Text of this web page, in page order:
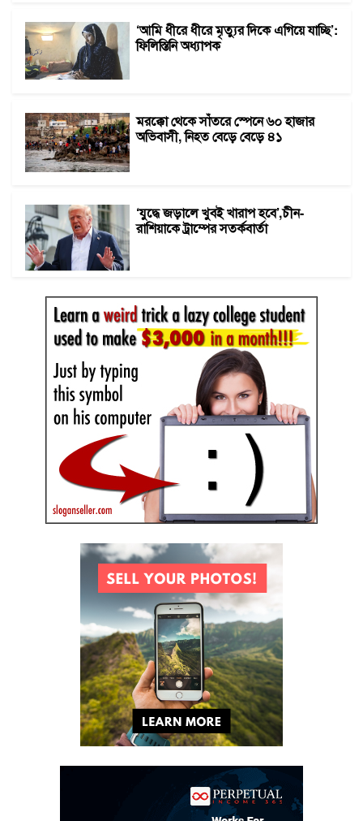
‘আমি ধীরে ধীরে মৃত্যুর দিকে এগিয়ে যাচ্ছি’:
ফিলিস্তিনি অধ্যাপক
মরক্কো থেকে সাঁতরে স্পেনে ৬০ হাজার
অভিবাসী, নিহত বেড়ে বেড়ে ৪১
‘যুদ্ধে জড়ালে খুবই খারাপ হবে’,চীন-
রাশিয়াকে ট্রাম্পের সতর্কবার্তা